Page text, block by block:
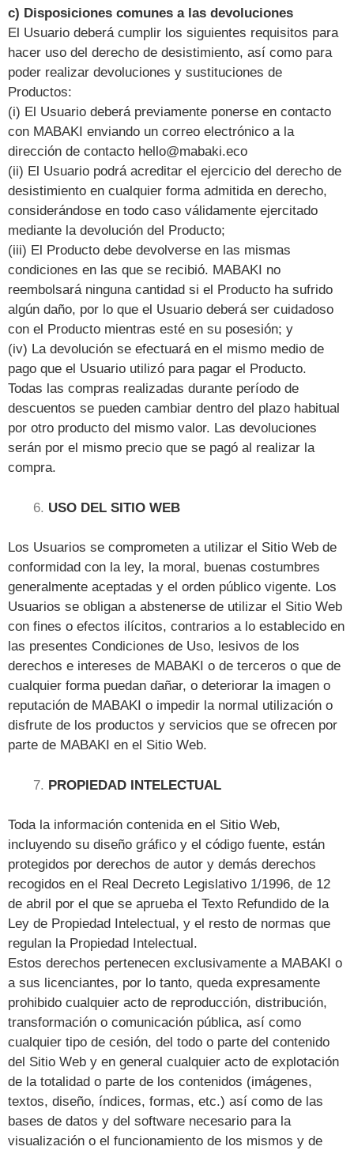
c) Disposiciones comunes a las devoluciones
El Usuario deberá cumplir los siguientes requisitos para
hacer uso del derecho de desistimiento, así como para
poder realizar devoluciones y sustituciones de
Productos:
(i) El Usuario deberá previamente ponerse en contacto
con MABAKI enviando un correo electrónico a la
dirección de contacto hello@mabaki.eco
(ii) El Usuario podrá acreditar el ejercicio del derecho de
desistimiento en cualquier forma admitida en derecho,
considerándose en todo caso válidamente ejercitado
mediante la devolución del Producto;
(iii) El Producto debe devolverse en las mismas
condiciones en las que se recibió. MABAKI no
reembolsará ninguna cantidad si el Producto ha sufrido
algún daño, por lo que el Usuario deberá ser cuidadoso
con el Producto mientras esté en su posesión; y
(iv) La devolución se efectuará en el mismo medio de
pago que el Usuario utilizó para pagar el Producto.
Todas las compras realizadas durante período de
descuentos se pueden cambiar dentro del plazo habitual
por otro producto del mismo valor. Las devoluciones
serán por el mismo precio que se pagó al realizar la
compra.
USO DEL SITIO WEB
Los Usuarios se comprometen a utilizar el Sitio Web de
conformidad con la ley, la moral, buenas costumbres
generalmente aceptadas y el orden público vigente. Los
Usuarios se obligan a abstenerse de utilizar el Sitio Web
con fines o efectos ilícitos, contrarios a lo establecido en
las presentes Condiciones de Uso, lesivos de los
derechos e intereses de MABAKI o de terceros o que de
cualquier forma puedan dañar, o deteriorar la imagen o
reputación de MABAKI o impedir la normal utilización o
disfrute de los productos y servicios que se ofrecen por
parte de MABAKI en el Sitio Web.
PROPIEDAD INTELECTUAL
Toda la información contenida en el Sitio Web,
incluyendo su diseño gráfico y el código fuente, están
protegidos por derechos de autor y demás derechos
recogidos en el Real Decreto Legislativo 1/1996, de 12
de abril por el que se aprueba el Texto Refundido de la
Ley de Propiedad Intelectual, y el resto de normas que
regulan la Propiedad Intelectual.
Estos derechos pertenecen exclusivamente a MABAKI o
a sus licenciantes, por lo tanto, queda expresamente
prohibido cualquier acto de reproducción, distribución,
transformación o comunicación pública, así como
cualquier tipo de cesión, del todo o parte del contenido
del Sitio Web y en general cualquier acto de explotación
de la totalidad o parte de los contenidos (imágenes,
textos, diseño, índices, formas, etc.) así como de las
bases de datos y del software necesario para la
visualización o el funcionamiento de los mismos y de